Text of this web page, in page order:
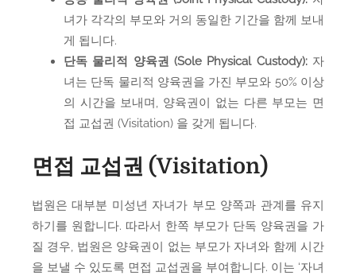
녀가 각각의 부모와 거의 동일한 기간을 함께 보내
게 됩니다.
단독 물리적 양육권 (Sole Physical Custody):자
녀는 단독 물리적 양육권을 가진 부모와 50% 이상
의 시간을 보내며, 양육권이 없는 다른 부모는 면
접 교섭권 (Visitation) 을 갖게 됩니다.
면접 교섭권 (Visitation)
법원은 대부분 미성년 자녀가 부모 양쪽과 관계를 유지
하기를 원합니다. 따라서 한쪽 부모가 단독 양육권을 가
질 경우, 법원은 양육권이 없는 부모가 자녀와 함께 시간
을 보낼 수 있도록 면접 교섭권을 부여합니다. 이는 ‘자녀